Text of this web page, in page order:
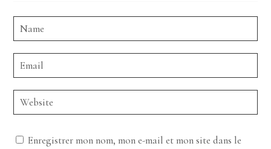
Enregistrer mon nom, mon e-mail et mon site dans le